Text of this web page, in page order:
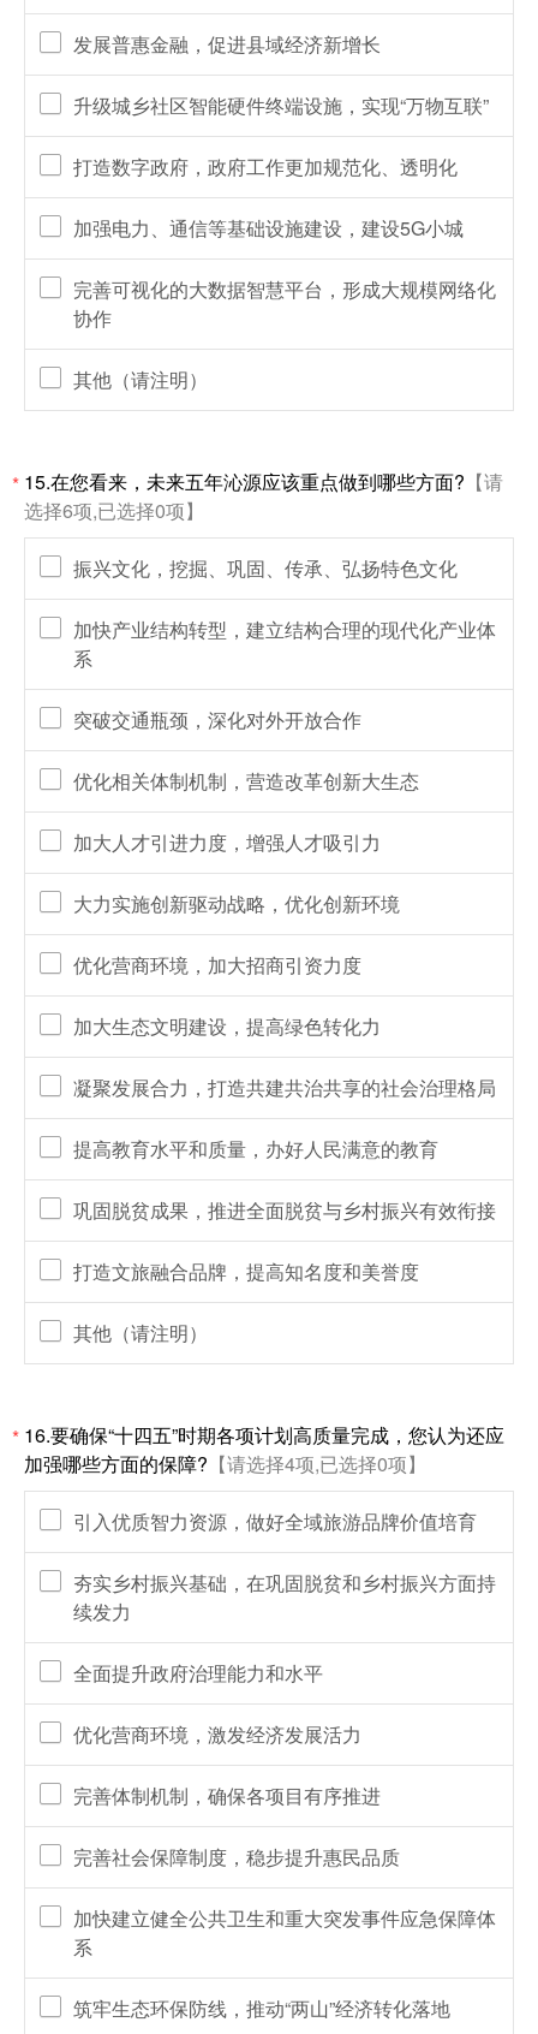
发展普惠金融，促进县域经济新增长
升级城乡社区智能硬件终端设施，实现“万物互联”
打造数字政府，政府工作更加规范化、透明化
加强电力、通信等基础设施建设，建设5G小城
完善可视化的大数据智慧平台，形成大规模网络化
协作
其他（请注明）
* 15.在您看来，未来五年沁源应该重点做到哪些方面? 【请
选择6项,已选择0项】
振兴文化，挖掘、巩固、传承、弘扬特色文化
加快产业结构转型，建立结构合理的现代化产业体
系
突破交通瓶颈，深化对外开放合作
优化相关体制机制，营造改革创新大生态
加大人才引进力度，增强人才吸引力
大力实施创新驱动战略，优化创新环境
优化营商环境，加大招商引资力度
加大生态文明建设，提高绿色转化力
凝聚发展合力，打造共建共治共享的社会治理格局
提高教育水平和质量，办好人民满意的教育
巩固脱贫成果，推进全面脱贫与乡村振兴有效衔接
打造文旅融合品牌，提高知名度和美誉度
其他（请注明）
* 16.要确保“十四五”时期各项计划高质量完成，您认为还应
加强哪些方面的保障? 【请选择4项,已选择0项】
引入优质智力资源，做好全域旅游品牌价值培育
夯实乡村振兴基础，在巩固脱贫和乡村振兴方面持
续发力
全面提升政府治理能力和水平
优化营商环境，激发经济发展活力
完善体制机制，确保各项目有序推进
完善社会保障制度，稳步提升惠民品质
加快建立健全公共卫生和重大突发事件应急保障体
系
筑牢生态环保防线，推动“两山”经济转化落地